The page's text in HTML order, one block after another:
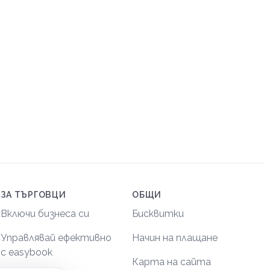
ЗА ТЪРГОВЦИ
Включи бизнеса си
Управлявай ефективно
с easybook
ОБЩИ
Бисквитки
Начин на плащане
Карта на сайта